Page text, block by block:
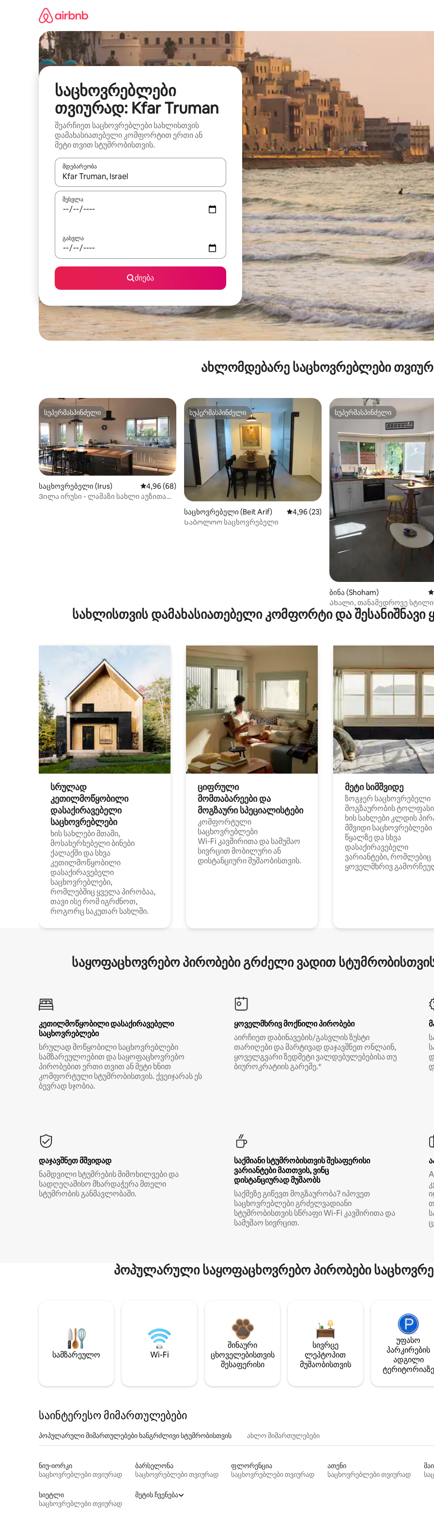
საცხოვრებლები
თვიურად: Kfar Truman
შეარჩიეთ საცხოვრებლები სახლისთვის
დამახასიათებელი კომფორტით ერთი ან
მეტი თვით სტუმრობისთვის.
მდებარეობა
როცა შედეგები ხელმისაწვდომი გახდება, ნავიგაციისთვის გამოიყენეთ კლავიშები ზემოთ/ქვემოთ მიმართული ისრებით
შესვლა
გასვლა
ძიება
ახლომდებარე საცხოვრებლები
სუპერმასპინძელი
სუპერმასპინძელი
საცხოვრებელი (Irus) საშუალო შეფასებაა 5‑დან 4,96, 68 მიმოხილვა
4,96 (68)
Ვილა ირუსი - ლამაზი სახლი აუზითა
სუპერმასპინძელი
სუპერმასპინძელი
საცხოვრებელი (Beit Arif) საშუალო შეფასებაა 5‑დან 4,96, 23
4,96 (23)
Საბოლოო საცხოვრებელი
სუპერმასპინძელი
სუპერმასპინძელი
ბინა (Shoham)
Ახალი, თანამედროვე
წუთის სავალზე
სახლისთვის დამახასიათებელი კომფორტი და
სრულად
კეთილმოწყობილი
დასაქირავებელი
საცხოვრებლები
ხის სახლები მთაში,
მოსახერხებელი ბინები
ქალაქში და სხვა
კეთილმოწყობილი
დასაქირავებელი
საცხოვრებლები,
რომლებშიც ყველა პირობაა,
თავი ისე რომ იგრძნოთ,
როგორც საკუთარ სახლში.
ციფრული
მომთაბარეები და
მოგზაური სპეციალისტები
კომფორტული
საცხოვრებლები
Wi‑Fi კავშირითა და სამუშაო
სივრცით მობილური ან
დისტანციური მუშაობისთვის.
მეტი სიმშვიდე
ზოგჯერ საცხოვრებელი
მოგზაურობის
ხის სახლები კლდის
მშვიდი საცხოვრებლები
წყალზე და სხვა
დასაქირავებელი
ვარიანტები, რომლებიც
ყოველმხრივ
საყოფაცხოვრებო პირობები გრძელი ვადით
კეთილმოწყობილი დასაქირავებელი
საცხოვრებლები
სრულად მოწყობილი საცხოვრებლები
სამზარეულოებით და საყოფაცხოვრებო
პირობებით ერთი თვით ან მეტი ხნით
კომფორტული სტუმრობისთვის. ქვეიჯარას ეს
ბევრად სჯობია.
ყოველმხრივ მოქნილი პირობები
აირჩიეთ დაბინავების/გასვლის ზუსტი
თარიღები და მარტივად დაჯავშნეთ ონლაინ,
ყოველგვარი ზედმეტი ვალდებულებებისა თუ
ბიუროკრატიის გარეშე.*
დაჯავშნეთ მშვიდად
ნამდვილი სტუმრების მიმოხილვები და
სადღეღამისო მხარდაჭერა მთელი
სტუმრობის განმავლობაში.
საქმიანი სტუმრობისთვის შესაფერისი
ვარიანტები მათთვის, ვინც
დისტანციურად მუშაობს
საქმეზე გიწევთ მოგზაურობა? იპოვეთ
საცხოვრებლები გრძელვადიანი
სტუმრობისთვის სწრაფი Wi‑Fi კავშირითა და
სამუშაო სივრცით.
პოპულარული საყოფაცხოვრებო პირობები
სამზარეულო Wi-Fi
შინაური
ცხოველებისთვის
შესაფერისი
სივრცე
ლეპტოპით
მუშაობისთვის
უფასო
პარკირების
ადგილი
ტერიტორიაზე
საინტერესო მიმართულებები
პოპულარული მიმართულებები ხანგრძლივი სტუმრობისთვის ახლო მიმართულებები
ნიუ-იორკი
საცხოვრებლები თვიურად
ბარსელონა
საცხოვრებლები თვიურად
ფლორენცია
საცხოვრებლები თვიურად
ათენი
საცხოვრებლები თვიურად
სიეტლი
საცხოვრებლები თვიურად
მეტის ჩვენება